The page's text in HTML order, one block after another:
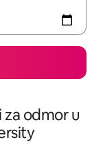
odmor u